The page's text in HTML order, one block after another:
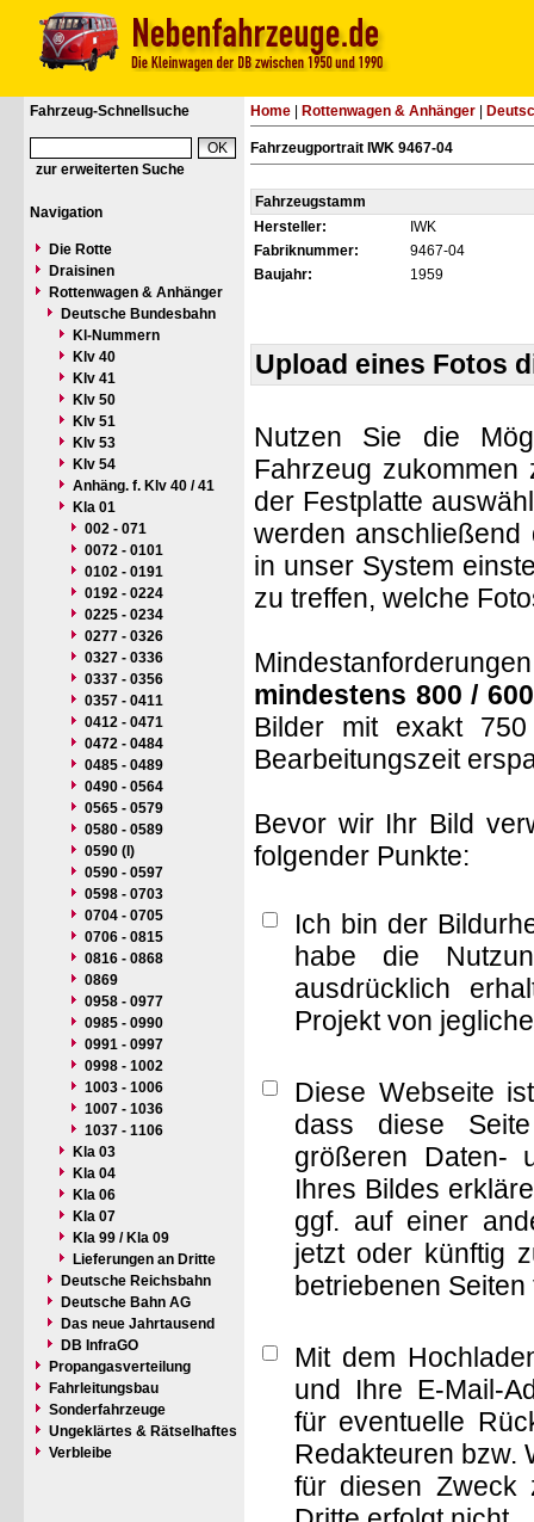
Fahrzeug-Schnellsuche
zur erweiterten Suche
Navigation
Die Rotte
Draisinen
Rottenwagen & Anhänger
Deutsche Bundesbahn
Kl-Nummern
Klv 40
Klv 41
Klv 50
Klv 51
Klv 53
Klv 54
Anhäng. f. Klv 40 / 41
Kla 01
002 - 071
0072 - 0101
0102 - 0191
0192 - 0224
0225 - 0234
0277 - 0326
0327 - 0336
0337 - 0356
0357 - 0411
0412 - 0471
0472 - 0484
0485 - 0489
0490 - 0564
0565 - 0579
0580 - 0589
0590 (I)
0590 - 0597
0598 - 0703
0704 - 0705
0706 - 0815
0816 - 0868
0869
0958 - 0977
0985 - 0990
0991 - 0997
0998 - 1002
1003 - 1006
1007 - 1036
1037 - 1106
Kla 03
Kla 04
Kla 06
Kla 07
Kla 99 / Kla 09
Lieferungen an Dritte
Deutsche Reichsbahn
Deutsche Bahn AG
Das neue Jahrtausend
DB InfraGO
Propangasverteilung
Fahrleitungsbau
Sonderfahrzeuge
Ungeklärtes & Rätselhaftes
Verbleibe
Home Rottenwagen & Anhänger
Fahrzeugportrait IWK 9467-04
Fahrzeugstamm
Hersteller:
IWK
Fabriknummer:
9467-04
Baujahr:
1959
Upload eines Fotos
Nutzen Sie die
Fahrzeug
der Festplatte
werden anschließend
in unser System
zu treffen, welche
mindestens 800 /
Bilder mit exakt
Bearbeitungszeit
Bevor wir Ihr Bild
folgender Punkte:
Ich bin der
habe die
ausdrücklich
Projekt von
Diese Webseite
dass diese
größeren Daten-
Ihres Bildes
ggf. auf einer
jetzt oder künftig
betriebenen
Mit dem
und Ihre E-Mail-
für eventuelle
Redakteuren bzw.
für diesen Zweck